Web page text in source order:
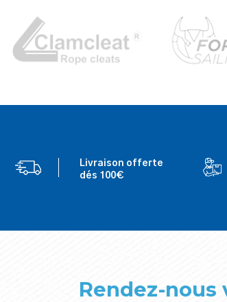
Livraison offerte
dés 100€
Rendez-